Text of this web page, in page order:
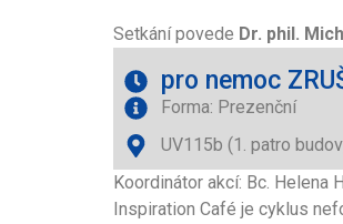
Setkání povede Dr. phil.
pro nemoc
Forma: Prezenční
UV115b (1. patro
Koordinátor akcí: Bc. Helena
Inspiration Café je cyklus